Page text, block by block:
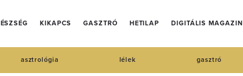
KIKAPCS GASZTRÓ HETILAP DIGITÁLIS MAGAZIN
asztrológia lélek gasztró